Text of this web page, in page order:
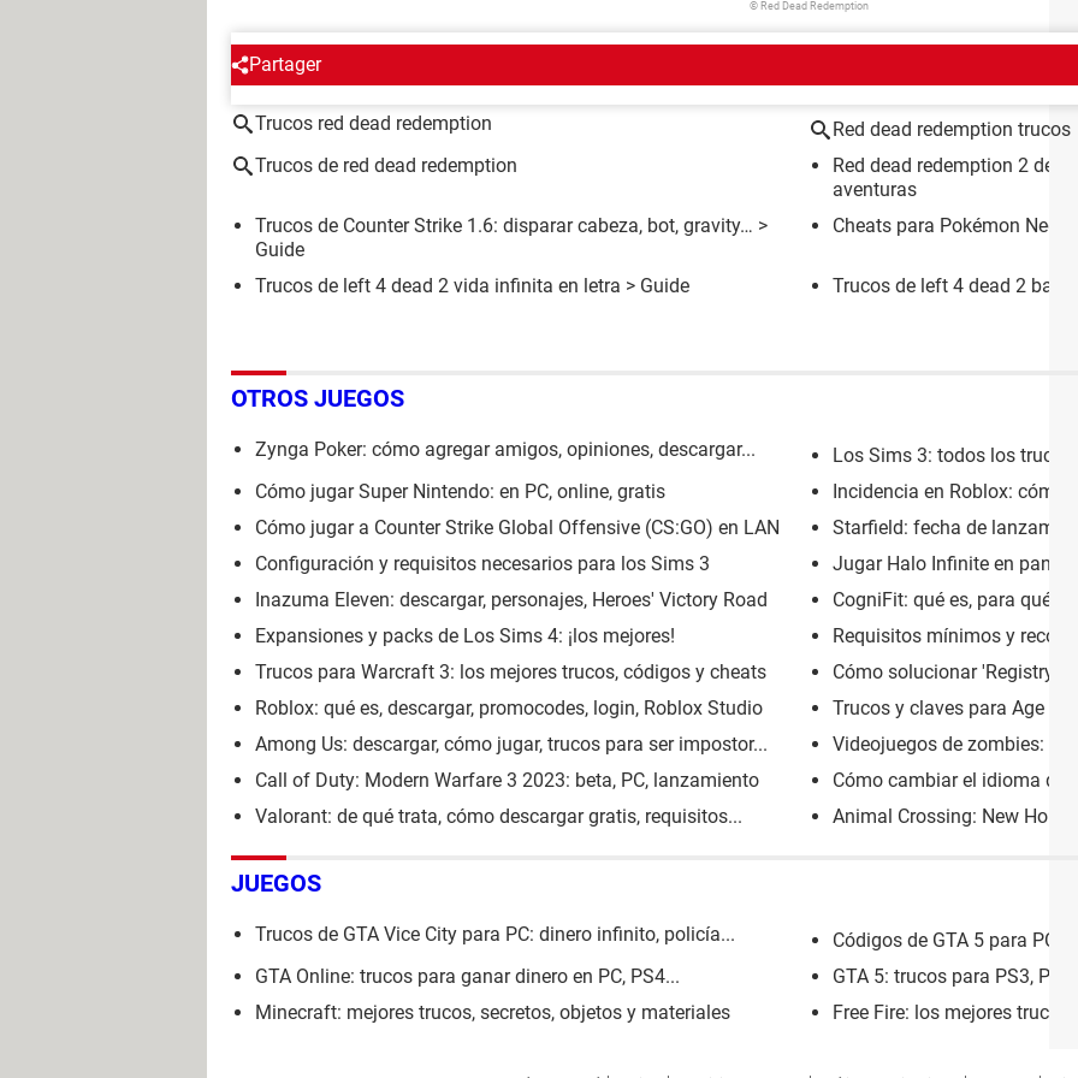
© Red Dead Redemption
Partager
ALREDEDOR DEL MISMO TEMA
Trucos red dead redemption
Red dead redemption trucos
Trucos de red dead redemption
Red dead redemption 2
aventuras
Trucos de Counter Strike 1.6: disparar cabeza, bot, gravity… >
Guide
Cheats para Pokémon
Trucos de left 4 dead 2 vida infinita en letra > Guide Trucos de left 4 dead 2 balas
OTROS JUEGOS
Zynga Poker: cómo agregar amigos, opiniones, descargar...
Los Sims 3: todos los trucos
Cómo jugar Super Nintendo: en PC, online, gratis
Incidencia en Roblox: cómo
Cómo jugar a Counter Strike Global Offensive (CS:GO) en LAN
Starfield: fecha de
Configuración y requisitos necesarios para los Sims 3
Jugar Halo Infinite en
Inazuma Eleven: descargar, personajes, Heroes' Victory Road
CogniFit: qué es, para qué
Expansiones y packs de Los Sims 4: ¡los mejores!
Requisitos mínimos y
Trucos para Warcraft 3: los mejores trucos, códigos y cheats
Cómo solucionar 'Registry
Roblox: qué es, descargar, promocodes, login, Roblox Studio
Trucos y claves para Age of
Among Us: descargar, cómo jugar, trucos para ser impostor...
Videojuegos de zombies: los
Call of Duty: Modern Warfare 3 2023: beta, PC, lanzamiento
Cómo cambiar el idioma de
Valorant: de qué trata, cómo descargar gratis, requisitos...
Animal Crossing: New
JUEGOS
Trucos de GTA Vice City para PC: dinero infinito, policía...
Códigos de GTA 5 para PC:
GTA Online: trucos para ganar dinero en PC, PS4...
GTA 5: trucos para PS3,
Minecraft: mejores trucos, secretos, objetos y materiales
Free Fire: los mejores trucos